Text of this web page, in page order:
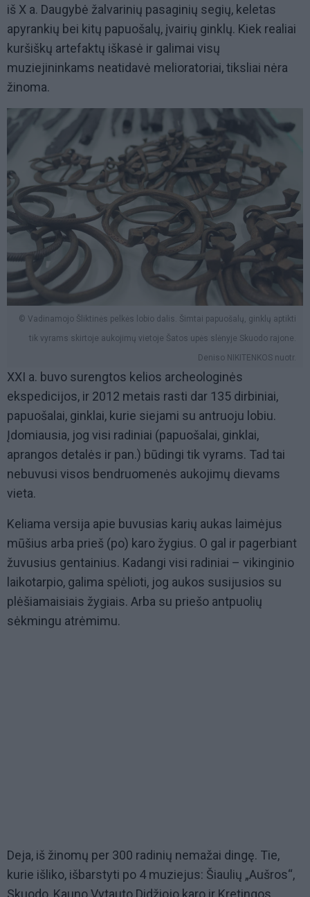
iš X a. Daugybė žalvarinių pasaginių segių, keletas
apyrankių bei kitų papuošalų, įvairių ginklų. Kiek realiai
kuršiškų artefaktų iškasė ir galimai visų
muziejininkams neatidavė melioratoriai, tiksliai nėra
žinoma.
© Vadinamojo Šliktinės pelkės lobio dalis. Šimtai papuošalų, ginklų aptikti
tik vyrams skirtoje aukojimų vietoje Šatos upės slėnyje Skuodo rajone.
Deniso NIKITENKOS nuotr.
XXI a. buvo surengtos kelios archeologinės
ekspedicijos, ir 2012 metais rasti dar 135 dirbiniai,
papuošalai, ginklai, kurie siejami su antruoju lobiu.
Įdomiausia, jog visi radiniai (papuošalai, ginklai,
aprangos detalės ir pan.) būdingi tik vyrams. Tad tai
nebuvusi visos bendruomenės aukojimų dievams
vieta.
Keliama versija apie buvusias karių aukas laimėjus
mūšius arba prieš (po) karo žygius. O gal ir pagerbiant
žuvusius gentainius. Kadangi visi radiniai – vikinginio
laikotarpio, galima spėlioti, jog aukos susijusios su
plėšiamaisiais žygiais. Arba su priešo antpuolių
sėkmingu atrėmimu.
Deja, iš žinomų per 300 radinių nemažai dingę. Tie,
kurie išliko, išbarstyti po 4 muziejus: Šiaulių „Aušros“,